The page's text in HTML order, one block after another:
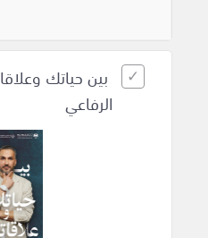
بين حياتك
الرفاعي